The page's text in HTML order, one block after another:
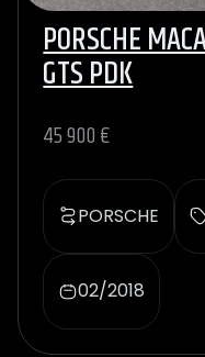
PORSCHE
GTS PDK
45 900 €
PORSCHE
02/2018